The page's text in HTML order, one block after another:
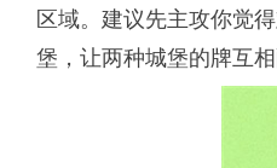
区域。建议先主攻你觉
堡，让两种城堡的牌互相